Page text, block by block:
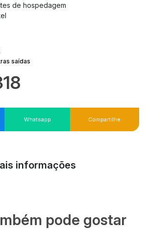
de hospedagem
saídas
Whatsapp Compartilhe
informações
pode gostar